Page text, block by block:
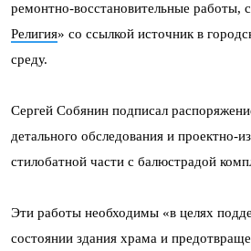
ремонтно-восстановительные работы,
Религия» со ссылкой источник в
среду.
Сергей Собянин подписал
детального обследования и проектно-
стилобатной части с балюстрадой
Эти работы необходимы «в целях
состоянии здания храма и